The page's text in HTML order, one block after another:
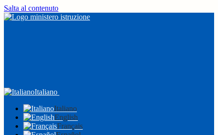
Salta al contenuto
Italiano
Italiano
English
Français